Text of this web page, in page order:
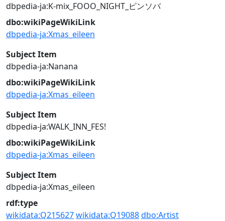
dbpedia-ja:K-mix_FOOO_NIGHT_ピンソバ
dbo:wikiPageWikiLink
dbpedia-ja:Xmas_eileen
Subject Item
dbpedia-ja:Nanana
dbo:wikiPageWikiLink
dbpedia-ja:Xmas_eileen
Subject Item
dbpedia-ja:WALK_INN_FES!
dbo:wikiPageWikiLink
dbpedia-ja:Xmas_eileen
Subject Item
dbpedia-ja:Xmas_eileen
rdf:type
wikidata:Q215627wikidata:Q19088dbo:Artist